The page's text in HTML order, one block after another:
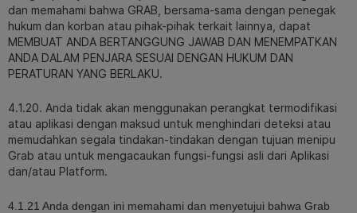
dan memahami bahwa GRAB, bersama-sama dengan penegak
hukum dan korban atau pihak-pihak terkait lainnya, dapat
MEMBUAT ANDA BERTANGGUNG JAWAB DAN MENEMPATKAN
ANDA DALAM PENJARA SESUAI DENGAN HUKUM DAN
PERATURAN YANG BERLAKU.
4.1.20. Anda tidak akan menggunakan perangkat termodifikasi
atau aplikasi dengan maksud untuk menghindari deteksi atau
memudahkan segala tindakan-tindakan dengan tujuan menipu
Grab atau untuk mengacaukan fungsi-fungsi asli dari Aplikasi
dan/atau Platform.
4.1.21 Anda dengan ini memahami dan menyetujui bahwa Grab